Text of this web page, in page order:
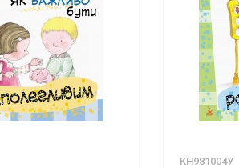
КН981004У